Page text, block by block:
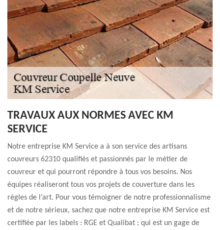
TRAVAUX AUX NORMES AVEC KM
SERVICE
Notre entreprise KM Service a à son service des artisans
couvreurs 62310 qualifiés et passionnés par le métier de
couvreur et qui pourront répondre à tous vos besoins. Nos
équipes réaliseront tous vos projets de couverture dans les
règles de l’art. Pour vous témoigner de notre professionnalisme
et de notre sérieux, sachez que notre entreprise KM Service est
certifiée par les labels : RGE et Qualibat ; qui est un gage de